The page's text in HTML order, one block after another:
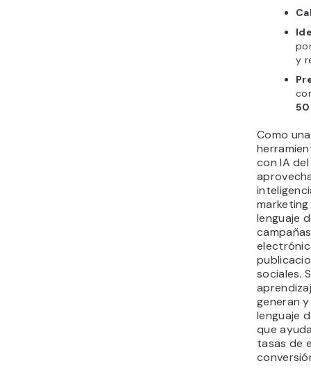
y
Como
con IA
lenguaje
sociales.
generan
lenguaje
que
tasas de